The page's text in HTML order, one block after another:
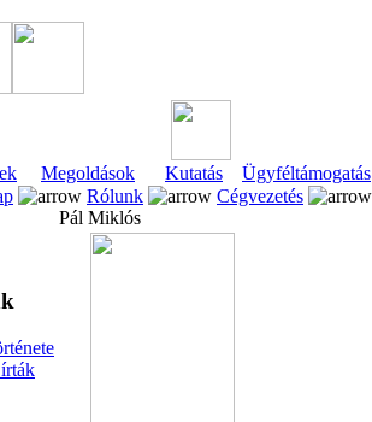
Megoldások Kutatás Ügyféltámogatás
Rólunk Cégvezetés
Pál Miklós